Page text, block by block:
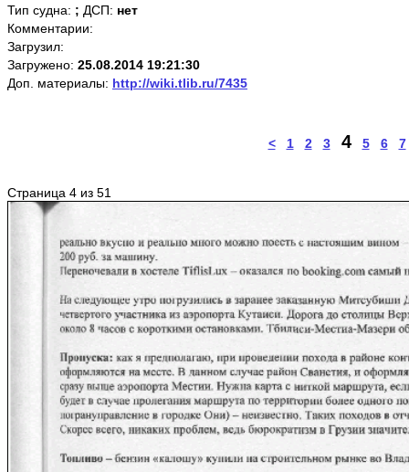
Тип судна: ; ДСП: нет
Комментарии:
Загрузил:
Загружено: 25.08.2014 19:21:30
Доп. материалы: http://wiki.tlib.ru/7435
< 1 2 3 4 5 6 7
Страница 4 из 51